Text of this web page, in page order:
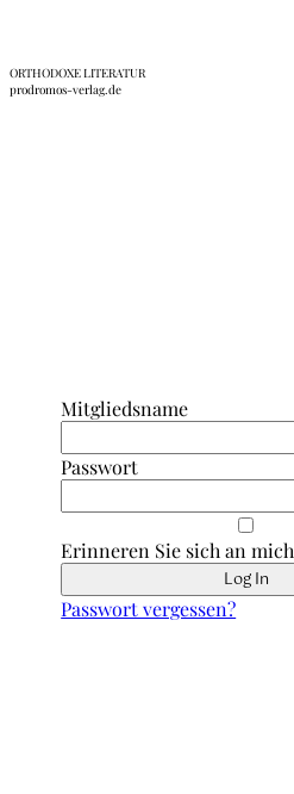
ORTHODOXE LITERATUR
prodromos-verlag.de
Mitgliedsname
Passwort
Erinneren Sie sich an mich
Passwort vergessen?